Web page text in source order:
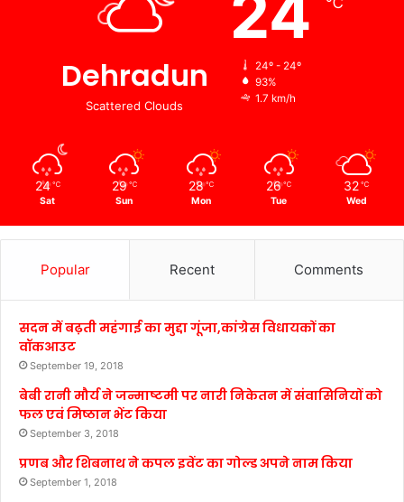
Dehradun
Scattered Clouds
24º - 24º
93%
1.7 km/h
24 ℃
Sat
29 ℃
Sun
28 ℃
Mon
26 ℃
Tue
32 ℃
Wed
Popular Recent Comments
सदन में बढ़ती महंगाई का मुद्दा गूंजा,कांग्रेस विधायकों का
वॉकआउट
September 19, 2018
बेबी रानी मौर्य ने जन्माष्टमी पर नारी निकेतन में संवासिनियों को
फल एवं मिष्ठान भेंट किया
September 3, 2018
प्रणब और शिबनाथ ने कपल इवेंट का गोल्ड अपने नाम किया
September 1, 2018